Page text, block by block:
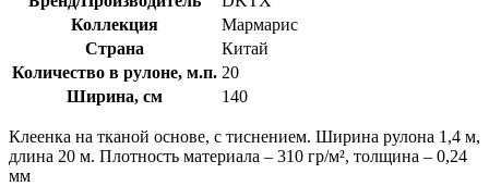
Коллекция
Мармарис
Страна
Китай
Количество в рулоне, м.п. 20
Ширина, см
140
Клеенка на тканой основе, с тиснением. Ширина рулона 1,4 м,
длина 20 м. Плотность материала – 310 гр/м², толщина – 0,24
мм